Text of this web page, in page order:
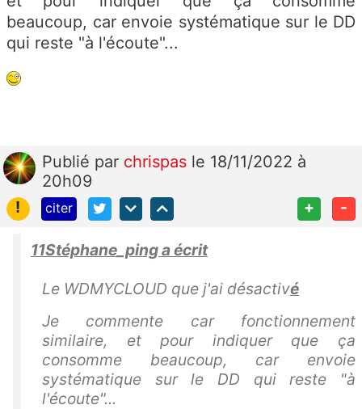
beaucoup, car envoie systématique sur le DD
qui reste "à l'écoute"...
Publié par chrispas le 18/11/2022 à
20h09
!
citer + -
11Stéphane_ping a écrit
Le WDMYCLOUD que j'ai désactivé
Je commente car fonctionnement
similaire, et pour indiquer que ça
consomme beaucoup, car envoie
systématique sur le DD qui reste "à
l'écoute"...